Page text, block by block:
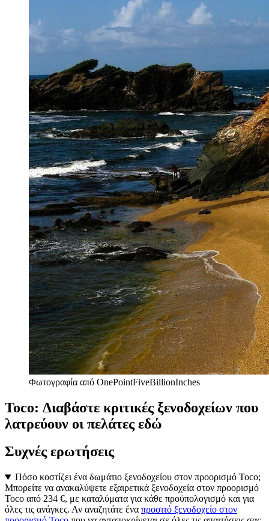
Φωτογραφία από OnePointFiveBillionInches
Toco: Διαβάστε κριτικές ξενοδοχείων που
λατρεύουν οι πελάτες εδώ
Συχνές ερωτήσεις
Πόσο κοστίζει ένα δωμάτιο ξενοδοχείου στον προορισμό Toco;
Μπορείτε να ανακαλύψετε εξαιρετικά ξενοδοχεία στον προορισμό
Toco από 234 €, με καταλύματα για κάθε προϋπολογισμό και για
όλες τις ανάγκες. Αν αναζητάτε ένα προσιτό ξενοδοχείο στον